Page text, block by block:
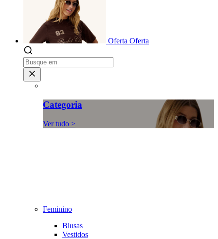
Oferta Oferta
Categoria
Ver tudo >
Feminino
Blusas
Vestidos